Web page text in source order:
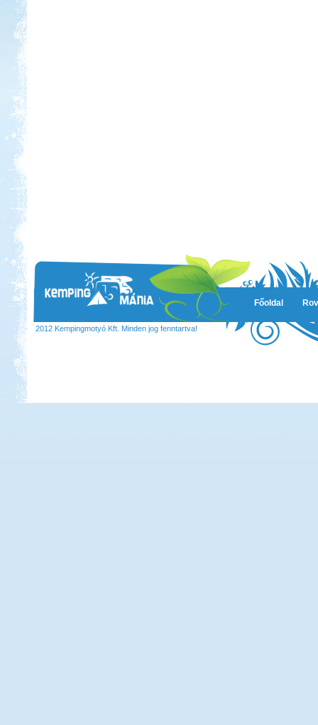
Főoldal
2012 Kempingmotyó Kft. Minden jog fenntartva!